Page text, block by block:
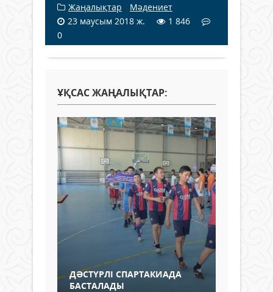
Жаңалықтар / Мәдениет
23 маусым 2018 ж.
1 846
0
ҰҚСАС ЖАҢАЛЫҚТАР:
ДӘСТҮРЛІ СПАРТАКИАДА
БАСТАЛАДЫ